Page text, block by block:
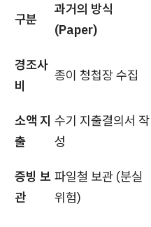
구분
과거의 방식
(Paper)
경조사
비
종이 청첩장 수집
소액 지
출
수기 지출결의서 작
성
증빙 보
관
파일철 보관 (분실
위험)